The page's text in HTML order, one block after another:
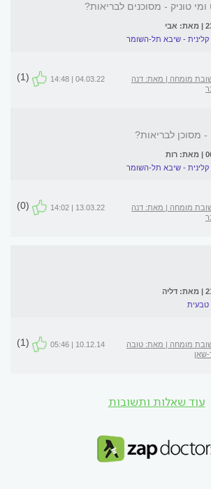
טוניק - מסוכנים לבריאות?
קלינית - שיבא תל-השומר
מומחה | מאת: דנה
04.03.22 | 14:48
(1)
- מסוכן לבריאות?
קלינית - שיבא תל-השומר
מומחה | מאת: דנה
13.03.22 | 14:02
(0)
טבעית
מומחה | מאת: טובה
שאן
10.12.14 | 05:46
(1)
עוד שאלות ותשובות